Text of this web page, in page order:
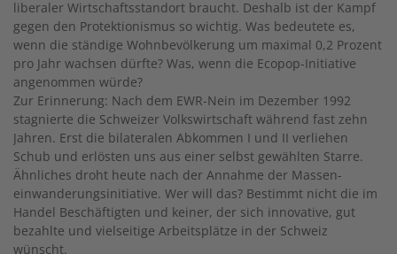
liberaler Wirtschaftsstandort braucht. Deshalb ist der Kampf
gegen den Protektionismus so wichtig. Was bedeutete es,
wenn die ständige Wohnbevölkerung um maximal 0,2 Prozent
pro Jahr wachsen dürfte? Was, wenn die Ecopop-Initiative
angenommen würde?
Zur Erinnerung: Nach dem EWR-Nein im Dezember 1992
stagnierte die Schweizer Volkswirtschaft während fast zehn
Jahren. Erst die bilateralen Abkommen I und II verliehen
Schub und erlösten uns aus einer selbst gewählten Starre.
Ähnliches droht heute nach der Annahme der Massen­
einwanderungsinitiative. Wer will das? Bestimmt nicht die im
Handel Beschäftigten und keiner, der sich innovative, gut
bezahlte und vielseitige Arbeitsplätze in der Schweiz
wünscht.